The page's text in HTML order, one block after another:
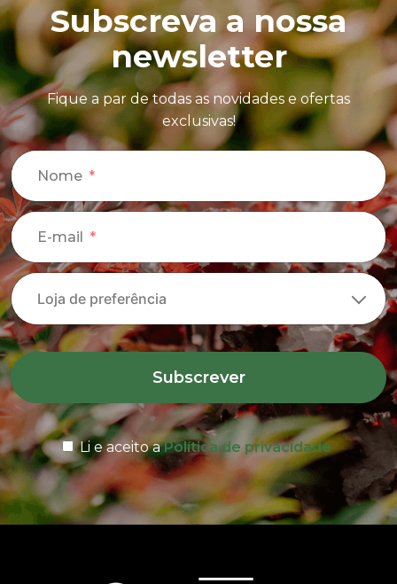
Subscreva a nossa
newsletter
Fique a par de todas as novidades e ofertas
exclusivas!
Nome
E-mail
Subscrever
Li e aceito aPolítica de privacidade